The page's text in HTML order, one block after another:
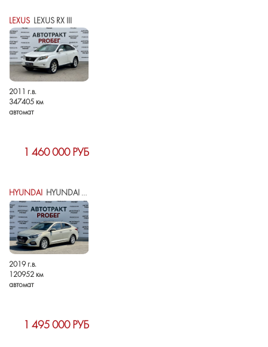
LEXUS LEXUS RX III
2011 г.в.
347405 км
автомат
1 460 000 РУБ
HYUNDAI HYUNDAI SOLARIS II
2019 г.в.
120952 км
автомат
1 495 000 РУБ